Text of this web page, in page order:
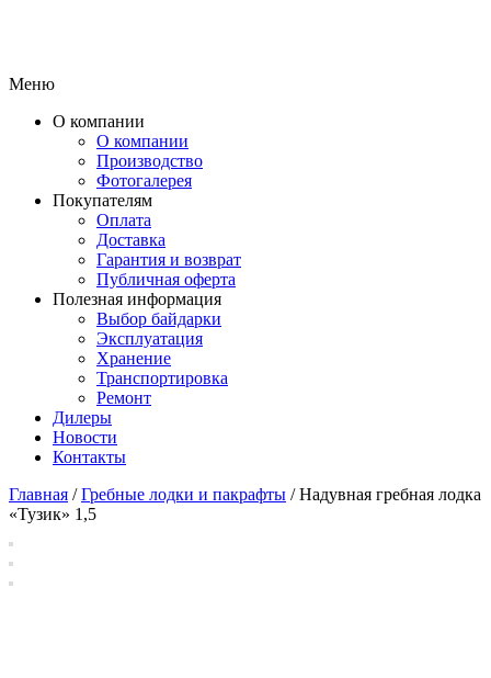
Меню
О компании
О компании
Производство
Фотогалерея
Покупателям
Оплата
Доставка
Гарантия и возврат
Публичная оферта
Полезная информация
Выбор байдарки
Эксплуатация
Хранение
Транспортировка
Ремонт
Дилеры
Новости
Контакты
Главная /Гребные лодки и пакрафты / Надувная гребная лодка
«Тузик» 1,5